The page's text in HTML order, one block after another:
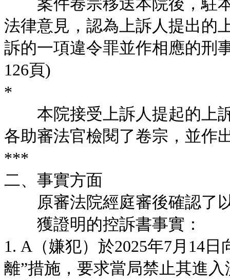
案件卷宗移送本院後，駐本
法律意見，認為上訴人提出的
訴的一項違令罪並作相應的刑
126頁)
*
本院接受上訴人提起的上訴
各助審法官檢閱了卷宗，並作
***
二、事實方面
原審法院經庭審後確認了
獲證明的控訴書事實：
1. A（嫌犯）於2025年7月14
離”措施，要求當局禁止其進